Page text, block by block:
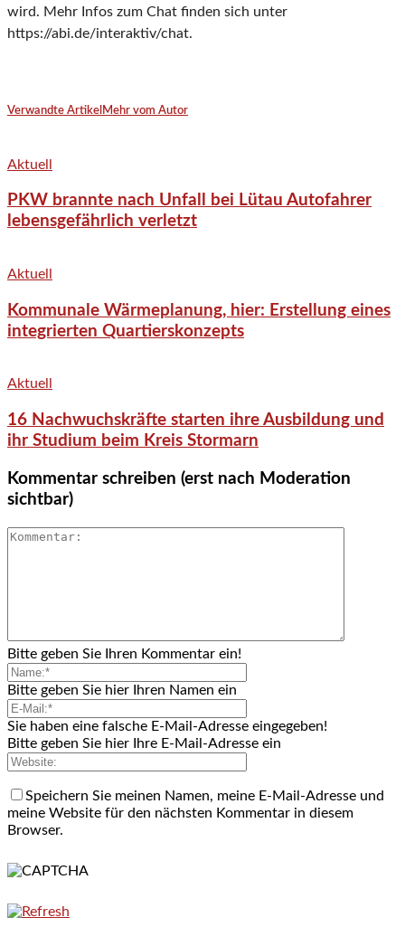
wird. Mehr Infos zum Chat finden sich unter
https://abi.de/interaktiv/chat.
Verwandte Artikel Mehr vom Autor
Aktuell
PKW brannte nach Unfall bei Lütau Autofahrer
lebensgefährlich verletzt
Aktuell
Kommunale Wärmeplanung, hier: Erstellung eines
integrierten Quartierskonzepts
Aktuell
16 Nachwuchskräfte starten ihre Ausbildung und
ihr Studium beim Kreis Stormarn
Kommentar schreiben (erst nach Moderation
sichtbar)
Bitte geben Sie Ihren Kommentar ein!
Bitte geben Sie hier Ihren Namen ein
Sie haben eine falsche E-Mail-Adresse eingegeben!
Bitte geben Sie hier Ihre E-Mail-Adresse ein
Speichern Sie meinen Namen, meine E-Mail-Adresse und
meine Website für den nächsten Kommentar in diesem
Browser.